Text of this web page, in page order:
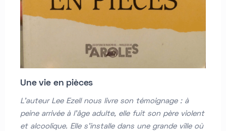
Une vie en pièces
L'auteur Lee Ezell nous livre son témoignage : à
peine arrivée à l'âge adulte, elle fuit son père violent
et alcoolique. Elle s'installe dans une grande ville où